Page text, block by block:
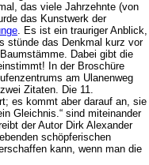
das viele Jahrzehnte (von
das Kunstwerk der
. Es ist ein trauriger Anblick,
stünde das Denkmal kurz vor
Dabei gibt die
In der Broschüre
am Ulanenweg
Zitaten. Die 11.
es kommt aber darauf an, sie
Gleichnis.“ sind miteinander
der Autor Dirk Alexander
schöpferischen
kann, wenn man die